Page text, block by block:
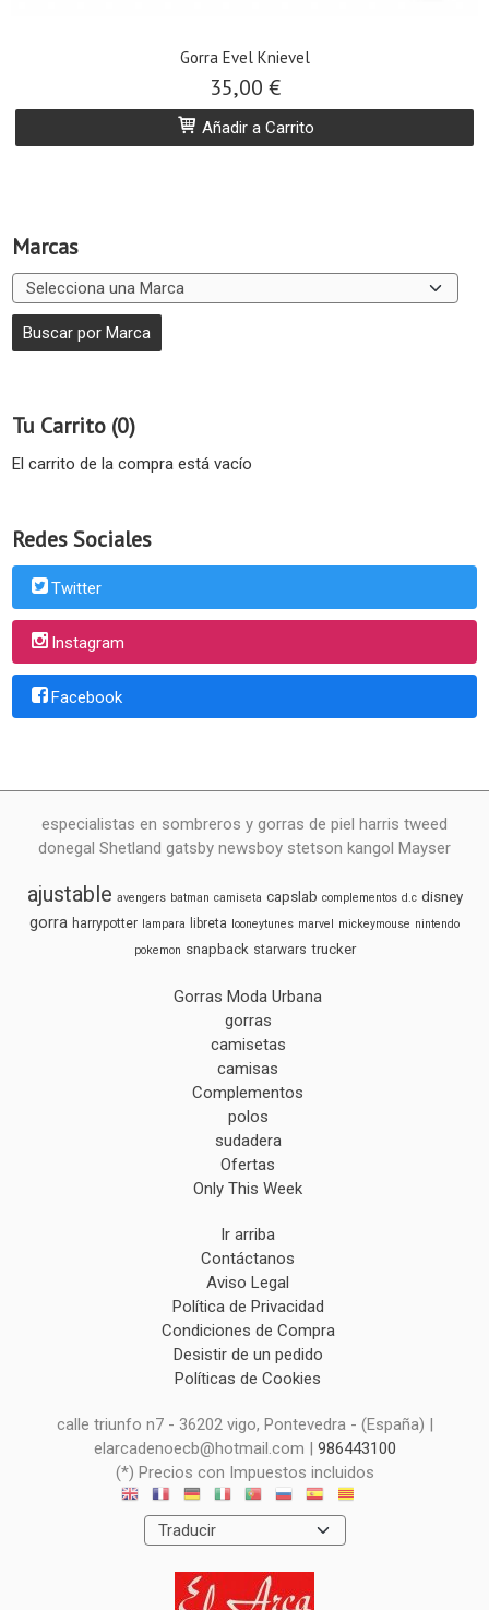
Marcas
Tu Carrito (0)
El carrito de la compra está vacío
Redes Sociales
Twitter
Instagram
Facebook
Gorra Evel Knievel
35,00 €
Añadir a Carrito
especialistas en sombreros y gorras de piel harris tweed
donegal Shetland gatsby newsboy stetson kangol Mayser
ajustable avengers batman camiseta capslab complementos d.c disney
gorra harrypotter lampara libreta looneytunes marvel mickeymouse nintendo
pokemon snapback starwars trucker
Gorras Moda Urbana
gorras
camisetas
camisas
Complementos
polos
sudadera
Ofertas
Only This Week
Ir arriba
Contáctanos
Aviso Legal
Política de Privacidad
Condiciones de Compra
Desistir de un pedido
Políticas de Cookies
calle triunfo n7 - 36202 vigo, Pontevedra - (España) |
elarcadenoecb@hotmail.com | 986443100
(*) Precios con Impuestos incluidos